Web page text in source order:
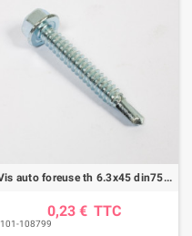
Vis auto foreuse th 6.3x45 din7504 ac zi
0,23 € TTC
101-108799